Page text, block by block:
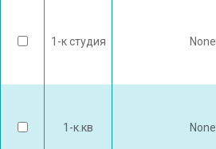
1-к студия None
1-к.кв None